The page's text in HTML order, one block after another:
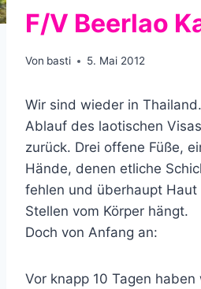
F/V Beerlao
Von basti 5. Mai 2012
Wir sind wieder in
Ablauf des laotischen
zurück. Drei offene Füße,
Hände, denen etliche
fehlen und überhaupt Haut
Stellen vom Körper hängt.
Doch von Anfang an:
Vor knapp 10 Tagen